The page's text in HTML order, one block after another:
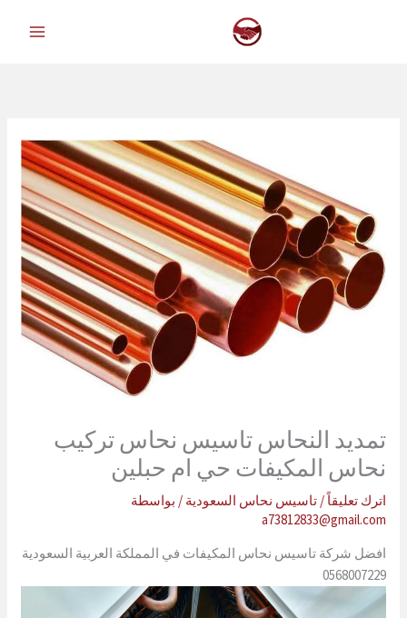
تمديد النحاس تاسيس نحاس تركيب
نحاس المكيفات حي ام حبلين
اترك تعليقاً/تاسيس نحاس السعودية / بواسطة
a73812833@gmail.com
افضل شركة تاسيس نحاس المكيفات في المملكة العربية السعودية
0568007229